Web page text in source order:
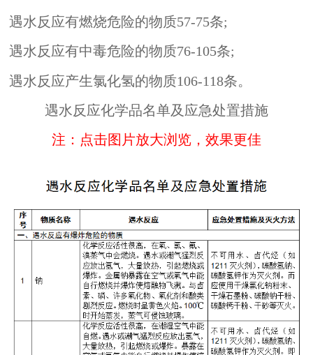
遇水反应有燃烧危险的物质57-75条;
遇水反应有中毒危险的物质76-105条;
遇水反应产生氯化氢的物质106-118条。
遇水反应化学品名单及应急处置措施
注：点击图片放大浏览，效果更佳